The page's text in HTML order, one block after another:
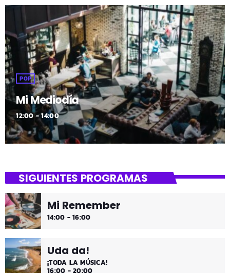
POP
Mi Mediodía
12:00 - 14:00
SIGUIENTES PROGRAMAS
Mi Remember
14:00 - 16:00
Uda da!
¡TODA LA MÚSICA!
16:00 - 20:00